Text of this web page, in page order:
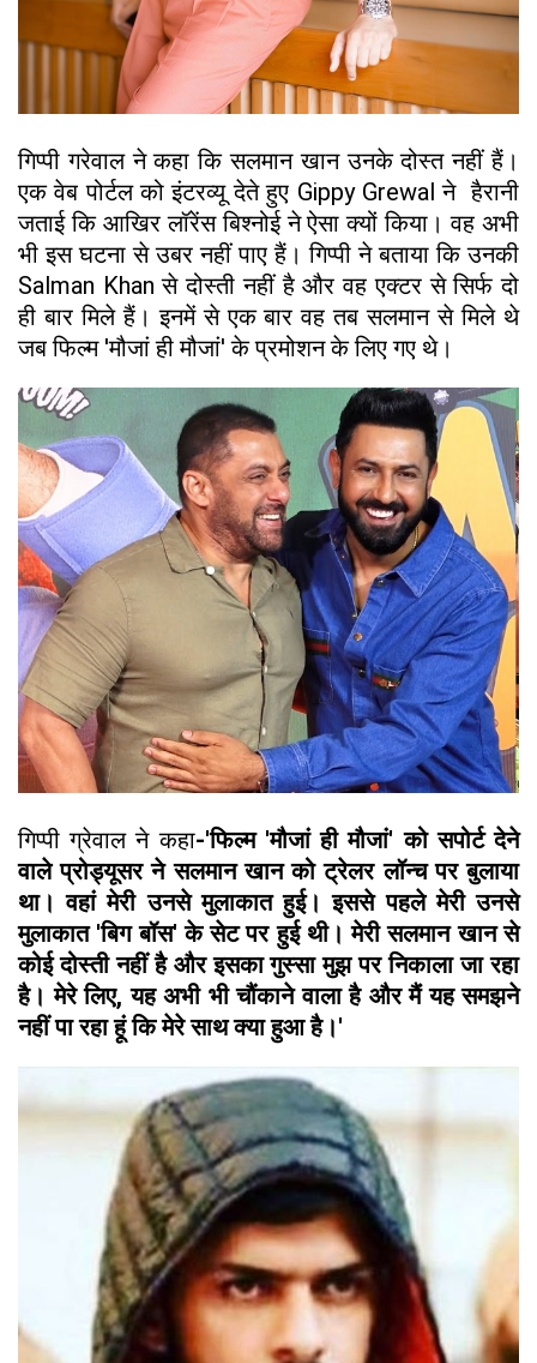
गिप्पी गरेवाल ने कहा कि सलमान खान उनके दोस्त नहीं हैं।
एक वेब पोर्टल को इंटरव्यू देते हुए Gippy Grewal ने हैरानी
जताई कि आखिर लॉरेंस बिश्नोई ने ऐसा क्यों किया। वह अभी
भी इस घटना से उबर नहीं पाए हैं। गिप्पी ने बताया कि उनकी
Salman Khan से दोस्ती नहीं है और वह एक्टर से सिर्फ दो
ही बार मिले हैं। इनमें से एक बार वह तब सलमान से मिले थे
जब फिल्म 'मौजां ही मौजां' के प्रमोशन के लिए गए थे।
गिप्पी ग्रेवाल ने कहा-'फिल्म 'मौजां ही मौजां' को सपोर्ट देने
वाले प्रोड्यूसर ने सलमान खान को ट्रेलर लॉन्च पर बुलाया
था। वहां मेरी उनसे मुलाकात हुई। इससे पहले मेरी उनसे
मुलाकात 'बिग बॉस' के सेट पर हुई थी। मेरी सलमान खान से
कोई दोस्ती नहीं है और इसका गुस्सा मुझ पर निकाला जा रहा
है। मेरे लिए, यह अभी भी चौंकाने वाला है और मैं यह समझने
नहीं पा रहा हूं कि मेरे साथ क्या हुआ है।'